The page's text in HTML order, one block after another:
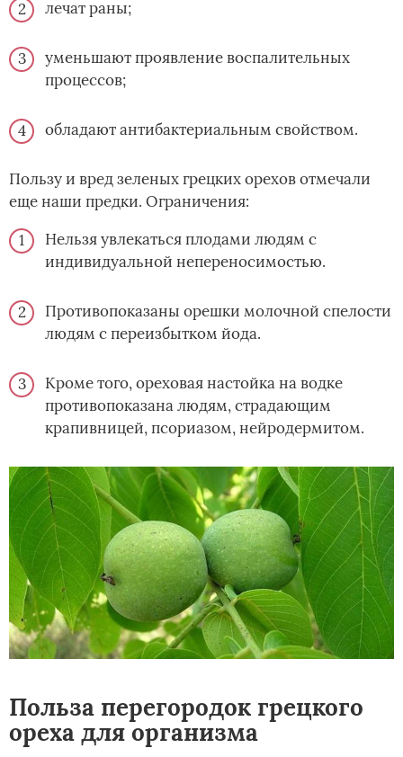
лечат раны;
уменьшают проявление воспалительных
процессов;
обладают антибактериальным свойством.
Пользу и вред зеленых грецких орехов отмечали
еще наши предки. Ограничения:
Нельзя увлекаться плодами людям с
индивидуальной непереносимостью.
Противопоказаны орешки молочной спелости
людям с переизбытком йода.
Кроме того, ореховая настойка на водке
противопоказана людям, страдающим
крапивницей, псориазом, нейродермитом.
Польза перегородок грецкого
ореха для организма